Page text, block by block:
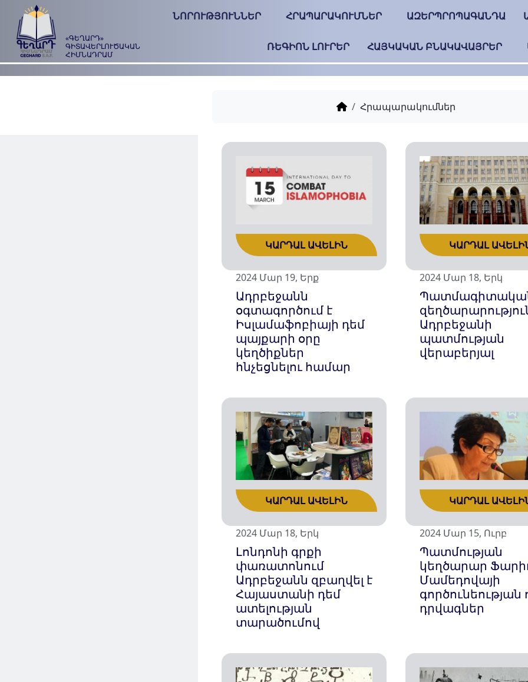
«ԳԵՂԱՐԴ»
ԳԻՏԱՎԵՐԼՈՒԾԱԿԱՆ
ՀԻՄՆԱԴՐԱՄ
ՆՈՐՈՒԹՅՈՒՆՆԵՐ ՀՐԱՊԱՐԱԿՈՒՄՆԵՐ ԱԶԵՐՊՐՈՊԱԳԱՆԴԱ
ՌԵԳԻՈՆ ԼՈՒՐԵՐ ՀԱՅԿԱԿԱՆ ԲՆԱԿԱՎԱՅՐԵՐ
Հրապարակումներ
ԿԱՐԴԱԼ ԱՎԵԼԻՆ
2024 Մար 19, Երք
Ադրբեջանն
օգտագործում է
Իսլամաֆոբիայի դեմ
պայքարի օրը
կեղծիքներ
հնչեցնելու համար
ԿԱՐԴԱԼ
2024 Մար 18, Երկ
Ադրբեջանի
պատմության
վերաբերյալ
ԿԱՐԴԱԼ ԱՎԵԼԻՆ
2024 Մար 18, Երկ
Լոնդոնի գրքի
փառատոնում
Ադրբեջանն զբաղվել է
Հայաստանի դեմ
ատելության
տարածումով
ԿԱՐԴԱԼ
2024 Մար 15, Ուրբ
Պատմության
կեղծարար
Մամեդովայի
գործունեության
դրվագներ